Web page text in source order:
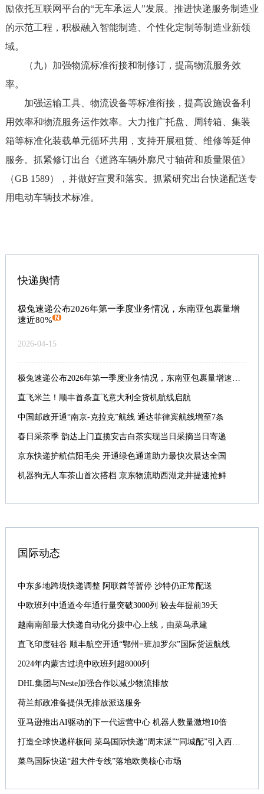
励依托互联网平台的“无车承运人”发展。推进快递服务制造业
的示范工程，积极融入智能制造、个性化定制等制造业新领
域。
（九）加强物流标准衔接和制修订，提高物流服务效
率。
加强运输工具、物流设备等标准衔接，提高设施设备利
用效率和物流服务运作效率。大力推广托盘、周转箱、集装
箱等标准化装载单元循环共用，支持开展租赁、维修等延伸
服务。抓紧修订出台《道路车辆外廓尺寸轴荷和质量限值》
（GB 1589），并做好宣贯和落实。抓紧研究出台快递配送专
用电动车辆技术标准。
快递舆情
极兔速递公布2026年第一季度业务情况，东南亚包裹量增
速近80%
2026-04-15
极兔速递公布2026年第一季度业务情况，东南亚包裹量增速近80%
直飞米兰！顺丰首条直飞意大利全货机航线启航
中国邮政开通“南京-克拉克”航线 通达菲律宾航线增至7条
春日采茶季 韵达上门直揽安吉白茶实现当日采摘当日寄递
京东快递护航信阳毛尖 开通绿色通道助力最快次晨达全国
机器狗无人车茶山首次搭档 京东物流助西湖龙井提速抢鲜
国际动态
中东多地跨境快递调整 阿联酋等暂停 沙特仍正常配送
中欧班列中通道今年通行量突破3000列 较去年提前39天
越南南部最大快递自动化分拨中心上线，由菜鸟承建
直飞印度硅谷 顺丰航空开通“鄂州=班加罗尔”国际货运航线
2024年内蒙古过境中欧班列超8000列
DHL集团与Neste加强合作以减少物流排放
荷兰邮政准备提供无排放派送服务
亚马逊推出AI驱动的下一代运营中心 机器人数量激增10倍
打造全球快递样板间 菜鸟国际快递“周末派”“同城配”引入西班牙
菜鸟国际快递“超大件专线”落地欧美核心市场